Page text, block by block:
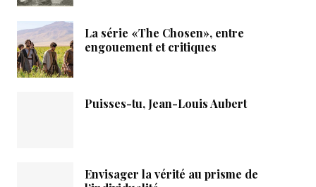
La série «The Chosen», entre
engouement et critiques
Puisses-tu, Jean-Louis Aubert
Envisager la vérité au prisme de